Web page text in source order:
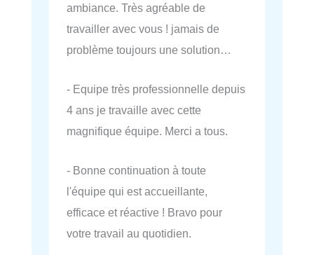
ambiance. Très agréable de
travailler avec vous ! jamais de
problème toujours une solution…
- Equipe très professionnelle depuis
4 ans je travaille avec cette
magnifique équipe. Merci a tous.
- Bonne continuation à toute
l'équipe qui est accueillante,
efficace et réactive ! Bravo pour
votre travail au quotidien.